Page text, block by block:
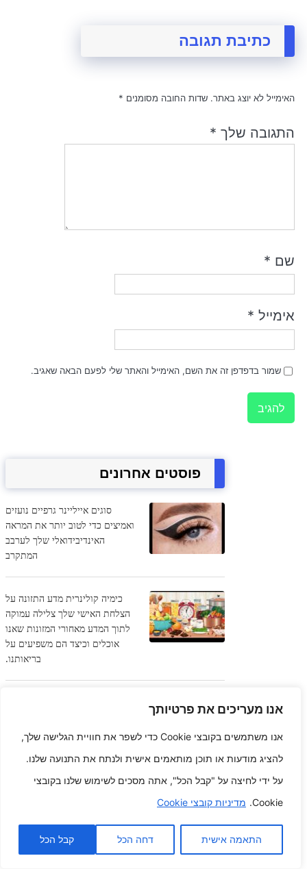
אנו מעריכים את פרטיותך
אנו משתמשים בקובצי Cookie כדי לשפר את חוויית הגלישה שלך,
להציג מודעות או תוכן מותאמים אישית ולנתח את התנועה שלנו.
על ידי לחיצה על "קבל הכל", אתה מסכים לשימוש שלנו בקובצי
Cookie. מדיניות קובצי Cookie
התאמה אישית דחה הכל קבל הכל
כתיבת תגובה
האימייל לא יוצג באתר. שדות החובה מסומנים *
התגובה שלך *
שם *
אימייל *
שמור בדפדפן זה את השם, האימייל והאתר שלי לפעם הבאה שאגיב.
פוסטים אחרונים
סוגים אייליינר גרפיים נועזים
ואמיצים כדי לטוב יותר את המראה
האינדיבידואלי שלך לערבב
המתקרב
כימיה קולינרית מדע התזונה על
הצלחת האישי שלך צלילה עמוקה
לתוך המדע מאחורי המזונות שאנו
אוכלים וכיצד הם משפיעים על
בריאותנו.
עיצוב לעתיד